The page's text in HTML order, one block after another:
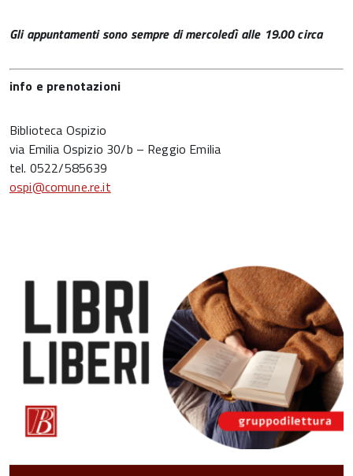
Gli appuntamenti sono sempre di mercoledì alle 19.00 circa
info e prenotazioni
Biblioteca Ospizio
via Emilia Ospizio 30/b – Reggio Emilia
tel. 0522/585639
ospi@comune.re.it